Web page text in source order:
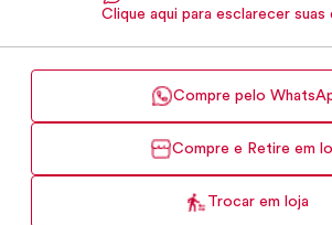
Clique aqui para esclarecer suas
Compre pelo
Compre e Retire em
Trocar em loja